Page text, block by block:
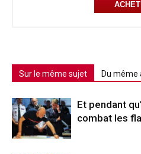
Sur le même sujet Du même
Et pendant
combat les